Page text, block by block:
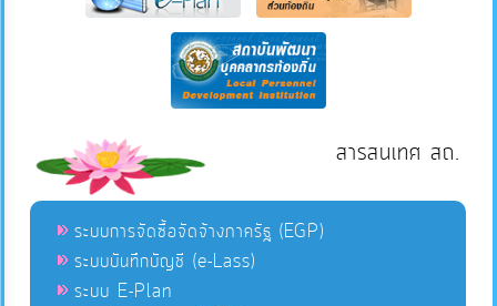
สารสนเทศ สถ.
ระบบการจัดซื้อจัดจ้างภาครัฐ (EGP)
ระบบบันทึกบัญชี (e-Lass)
ระบบ E-Plan